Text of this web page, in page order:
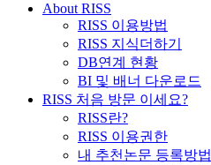
About RISS
RISS 이용방법
RISS 지식더하기
DB연계 현황
BI 및 배너 다운로드
RISS 처음 방문 이세요?
RISS란?
RISS 이용권한
내 추천논문 등록방법